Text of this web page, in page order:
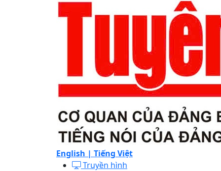
English | Tiếng Việt
Truyền hình